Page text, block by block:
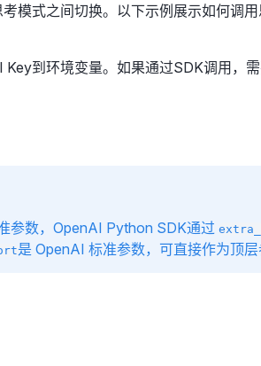
模式之间切换。以下示例展示如何调
到环境变量。如果通过SDK调用，
参数，OpenAI Python SDK通过
是 OpenAI 标准参数，可直接作为顶层